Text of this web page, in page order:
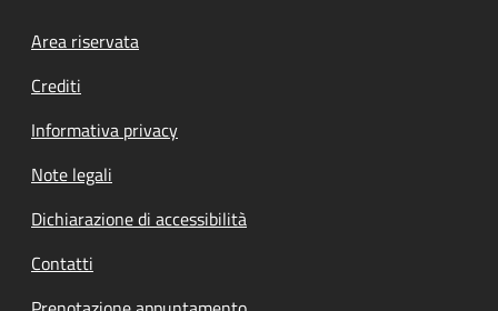
Footer menu
Area riservata
Crediti
Informativa privacy
Note legali
Dichiarazione di accessibilità
Contatti